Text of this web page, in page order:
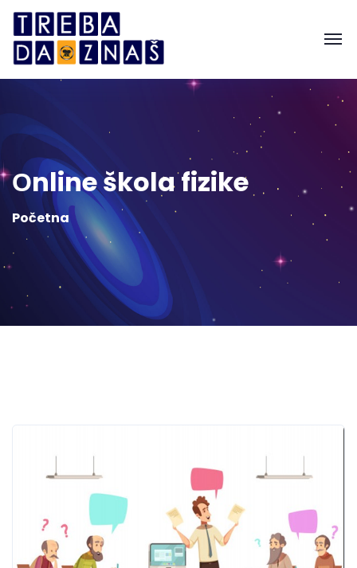
Оnline škola fizike
Početna